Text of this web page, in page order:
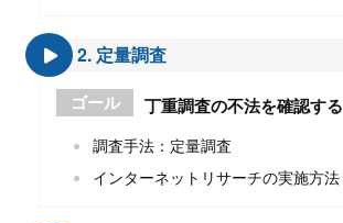
2. 定量調査
ゴール 丁重調査の不法を確認する
調査手法：定量調査
インターネットリサーチの実施方法